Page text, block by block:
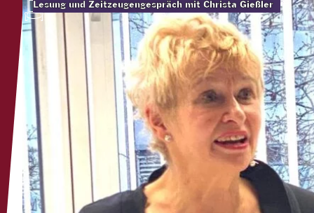
Lesung und Zeitzeugengespräch mit Christa Gießler